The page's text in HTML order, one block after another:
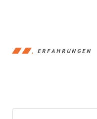
ERFAHRUNGEN